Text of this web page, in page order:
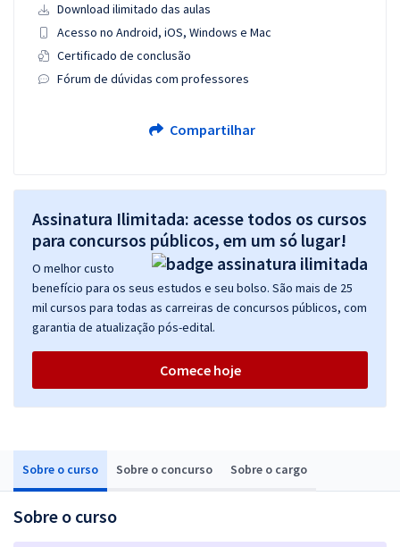
Sobre o curso Sobre o concurso Sobre o cargo
Sobre o curso
Download ilimitado das aulas
Acesso no Android, iOS, Windows e Mac
Certificado de conclusão
Fórum de dúvidas com professores
Compartilhar
Assinatura Ilimitada: acesse todos os cursos
para concursos públicos, em um só lugar!
O melhor custo
benefício para os seus estudos e seu bolso. São mais de 25
mil cursos para todas as carreiras de concursos públicos, com
garantia de atualização pós-edital.
Comece hoje